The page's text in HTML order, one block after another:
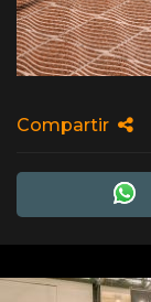
Compartir